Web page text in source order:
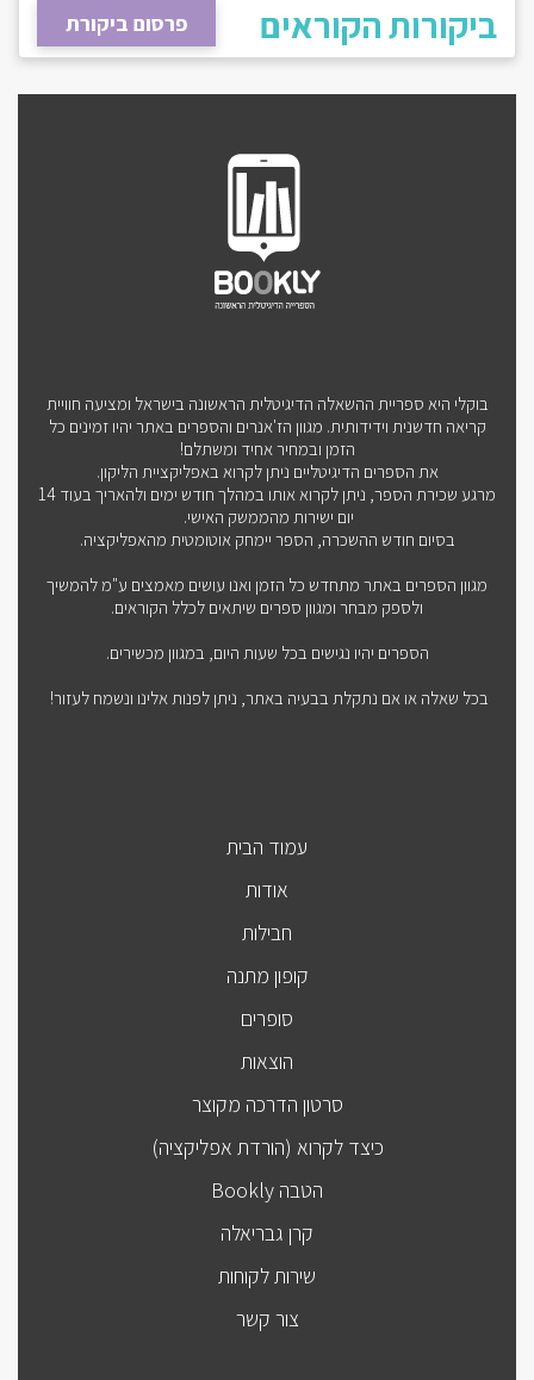
פרסום ביקורת ביקורות הקוראים
בוקלי היא ספריית ההשאלה הדיגיטלית הראשונה בישראל ומציעה חוויית
קריאה חדשנית וידידותית. מגוון הז'אנרים והספרים באתר יהיו זמינים כל
הזמן ובמחיר אחיד ומשתלם!
את הספרים הדיגיטליים ניתן לקרוא באפליקציית הליקון.
מרגע שכירת הספר, ניתן לקרוא אותו במהלך חודש ימים ולהאריך בעוד 14
יום ישירות מהממשק האישי.
בסיום חודש ההשכרה, הספר יימחק אוטומטית מהאפליקציה.
מגוון הספרים באתר מתחדש כל הזמן ואנו עושים מאמצים ע"מ להמשיך
ולספק מבחר ומגוון ספרים שיתאים לכלל הקוראים.
הספרים יהיו נגישים בכל שעות היום, במגוון מכשירים.
בכל שאלה או אם נתקלת בבעיה באתר, ניתן לפנות אלינו ונשמח לעזור!
עמוד הבית
אודות
חבילות
קופון מתנה
סופרים
הוצאות
סרטון הדרכה מקוצר
כיצד לקרוא (הורדת אפליקציה)
הטבה Bookly
קרן גבריאלה
שירות לקוחות
צור קשר